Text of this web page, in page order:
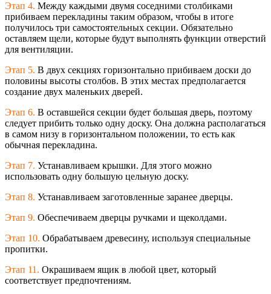
Этап 4. Между каждыми двумя соседними столбиками
прибиваем перекладины таким образом, чтобы в итоге
получилось три самостоятельных секции. Обязательно
оставляем щели, которые будут выполнять функции отверстий
для вентиляции.
Этап 5. В двух секциях горизонтально прибиваем доски до
половины высоты столбов. В этих местах предполагается
создание двух маленьких дверей.
Этап 6. В оставшейся секции будет большая дверь, поэтому
следует прибить только одну доску. Она должна располагаться
в самом низу в горизонтальном положении, то есть как
обычная перекладина.
Этап 7. Устанавливаем крышки. Для этого можно
использовать одну большую цельную доску.
Этап 8. Устанавливаем заготовленные заранее дверцы.
Этап 9. Обеспечиваем дверцы ручками и щеколдами.
Этап 10. Обрабатываем древесину, используя специальные
пропитки.
Этап 11. Окрашиваем ящик в любой цвет, который
соответствует предпочтениям.